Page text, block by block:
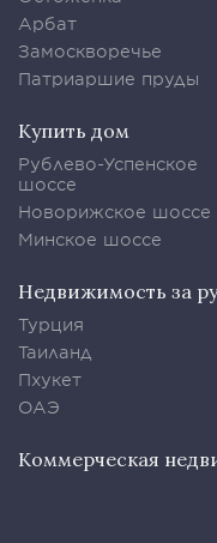
Арбат
Замоскворечье
Патриаршие пруды
Купить дом
Рублево-Успенское
шоссе
Новорижское шоссе
Минское шоссе
Недвижимость за
Турция
Таиланд
Пхукет
ОАЭ
Коммерческая